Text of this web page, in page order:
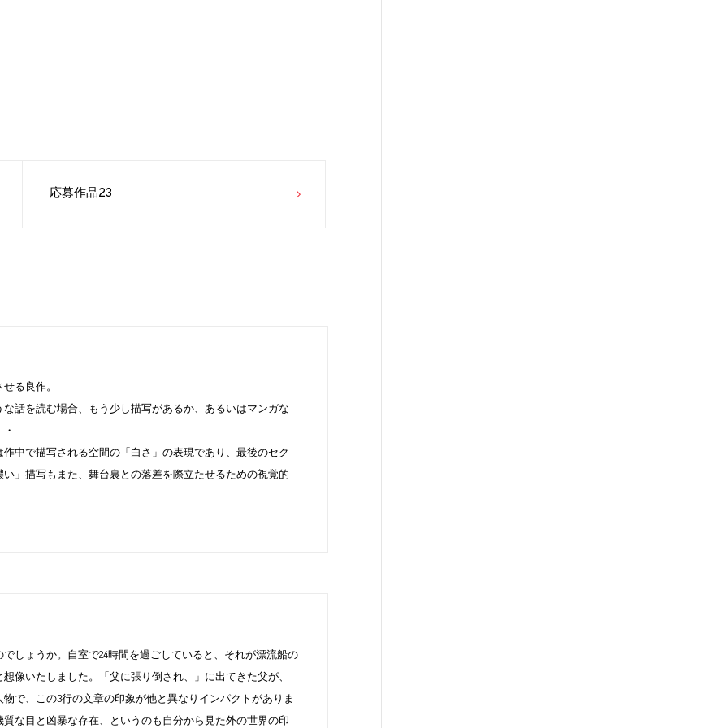
応募作品23
る良作。
話を読む場合、もう少し描写があるか、あるいはマンガな
中で描写される空間の「白さ」の表現であり、最後のセク
」描写もまた、舞台裏との落差を際立たせるための視覚的
しょうか。自室で24時間を過ごしていると、それが漂流船の
像いたしました。「父に張り倒され、」に出てきた父が、
で、この3行の文章の印象が他と異なりインパクトがありま
な目と凶暴な存在、というのも自分から見た外の世界の印